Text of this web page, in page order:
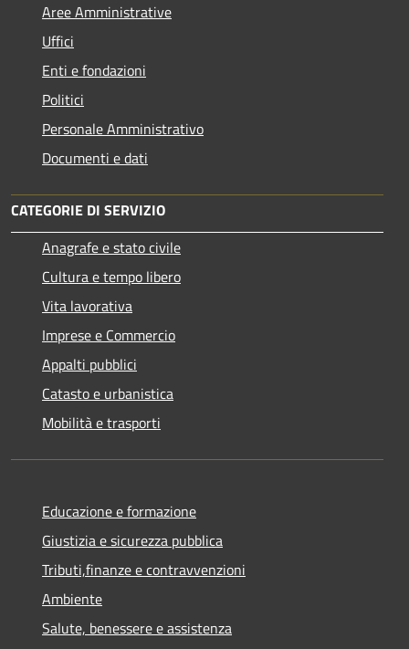
Aree Amministrative
Uffici
Enti e fondazioni
Politici
Personale Amministrativo
Documenti e dati
CATEGORIE DI SERVIZIO
Anagrafe e stato civile
Cultura e tempo libero
Vita lavorativa
Imprese e Commercio
Appalti pubblici
Catasto e urbanistica
Mobilità e trasporti
Educazione e formazione
Giustizia e sicurezza pubblica
Tributi,finanze e contravvenzioni
Ambiente
Salute, benessere e assistenza